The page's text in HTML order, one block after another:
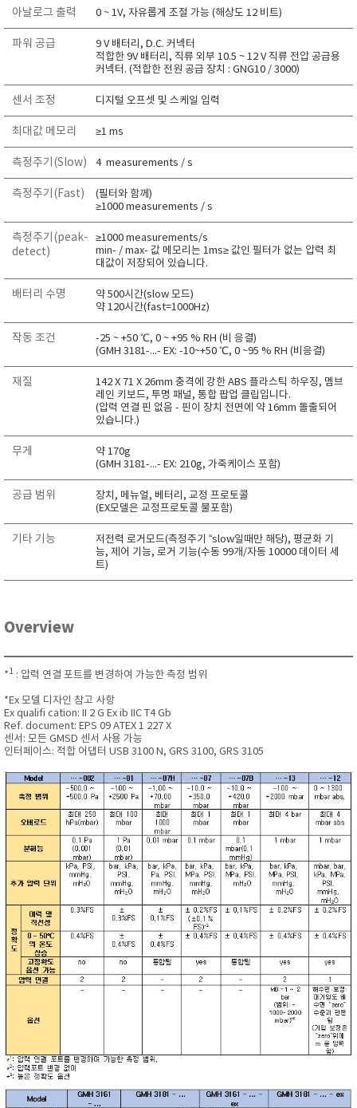
TAKEMURA
TENMARS
Termoprodukt
TFA Dostmann
TOA-DKK
TSI
UNITTA
WATER-I.D
WTW
아날로그 출력 0 ~ 1V, 자유롭게 조절 가능 (해상도 12 비트)
파워 공급
9 V 배터리, D.C. 커넥터
적합한 9V 배터리, 직류 외부 10.5 ~ 12 V 직류 전압 공급용
커넥터. (적합한 전원 공급 장치 : GNG10 / 3000)
센서 조정 디지털 오프셋 및 스케일 입력
최대값 메모리 ≥1 ms
측정주기(Slow) 4 measurements / s
측정주기(Fast)
(필터와 함께)
≥1000 measurements / s
측정주기(peak-
detect)
≥1000 measurements/s
min- / max- 값 메모리는 1ms≥ 값인 필터가 없는 압력 최
대값이 저장되어 있습니다.
배터리 수명
약 500시간(slow 모드)
약 120시간(fast=1000Hz)
작동 조건
-25 ~ +50 ℃, 0 ~ +95 % RH (비 응결)
(GMH 3181-...- EX: -10~+50 ℃, 0 ~95 % RH (비응결)
재질
142 X 71 X 26mm 충격에 강한 ABS 플라스틱 하우징, 멤브
레인 키보드, 투명 패널, 통합 팝업 클립입니다.
(압력 연결 핀 없음 - 핀이 장치 전면에 약 16mm 돌출되어
있습니다.)
무게
약 170g
(GMH 3181-...- EX: 210g, 가죽케이스 포함)
공급 범위
장치, 메뉴얼, 베터리, 교정 프로토콜
(EX모델은 교정프로토콜 불포함)
기타 기능
저전력 로거모드(측정주기 “slow일때만 해당), 평균화 기
능, 제어 기능, 로거 기능(수동 99개/자동 10000 데이터 세
트)
Overview
*1 : 압력 연결 포트를 변경하여 가능한 측정 범위
*Ex 모델 디자인 참고 사항
Ex qualifi cation: II 2 G Ex ib IIC T4 Gb
Ref. document: EPS 09 ATEX 1 227 X
센서: 모든 GMSD 센서 사용 가능
인터페이스: 적합 어댑터 USB 3100 N, GRS 3100, GRS 3105